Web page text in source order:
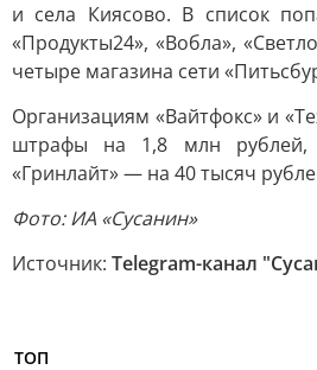
и села Киясово. В список
«Продукты24», «Вобла»,
четыре магазина сети
Организациям «Вайтфокс» и
штрафы на 1,8 млн рублей,
«Гринлайт» — на 40 тысяч
Фото: ИА «Сусанин»
Источник: Telegram-канал
ТОП